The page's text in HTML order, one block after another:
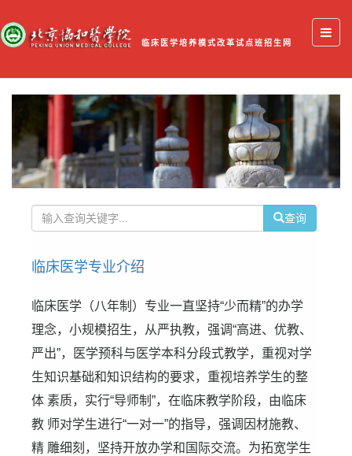
临床医学培养模式改革试点班招生网
查询
临床医学专业介绍
临床医学（八年制）专业一直坚持“少而精”的办学
理念，小规模招生，从严执教，强调“高进、优教、
严出”，医学预科与医学本科分段式教学，重视对学
生知识基础和知识结构的要求，重视培养学生的整
体 素质，实行“导师制”，在临床教学阶段，由临床
教 师对学生进行“一对一”的指导，强调因材施教、
精 雕细刻，坚持开放办学和国际交流。为拓宽学生